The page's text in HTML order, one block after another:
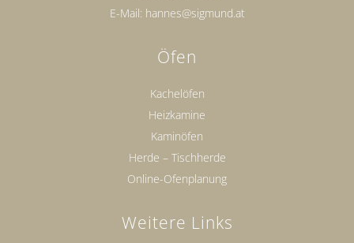
E-Mail: hannes@sigmund.at
Öfen
Kachelöfen
Heizkamine
Kaminöfen
Herde – Tischherde
Online-Ofenplanung
Weitere Links